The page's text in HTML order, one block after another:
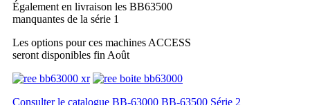
Également en livraison les BB63500
manquantes de la série 1
Les options pour ces machines ACCESS
seront disponibles fin Août
Consulter le catalogue BB-63000 BB-63500 Série 2